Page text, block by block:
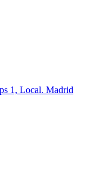
1, Local. Madrid